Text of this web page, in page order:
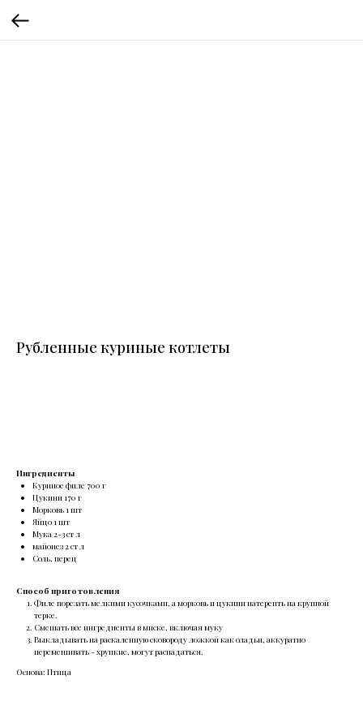
Рубленные куриные котлеты
Ингредиенты
Куриное филе 700 г
Цукини 170 г
Морковь 1 шт
Яйцо 1 шт
Мука 2-3 ст л
майонез 2 ст л
Соль, перец
Способ приготовления
Филе порезать мелкими кусочками, а морковь и цукини натерепть на крупной
терке.
Смешать все ингредиенты в миске, включая муку
Выкладывать на раскаленную сковороду ложкой как оладьи, аккуратно
перемешивать - хрупкие, могут распадаться.
Основа: Птица